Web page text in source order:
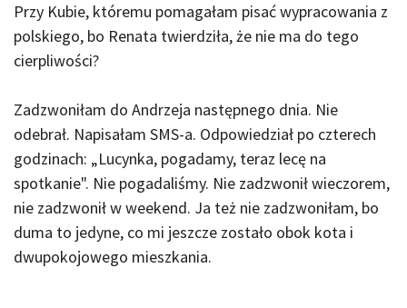
Przy Kubie, któremu pomagałam pisać wypracowania z
polskiego, bo Renata twierdziła, że nie ma do tego
cierpliwości?
Zadzwoniłam do Andrzeja następnego dnia. Nie
odebrał. Napisałam SMS-a. Odpowiedział po czterech
godzinach: „Lucynka, pogadamy, teraz lecę na
spotkanie". Nie pogadaliśmy. Nie zadzwonił wieczorem,
nie zadzwonił w weekend. Ja też nie zadzwoniłam, bo
duma to jedyne, co mi jeszcze zostało obok kota i
dwupokojowego mieszkania.